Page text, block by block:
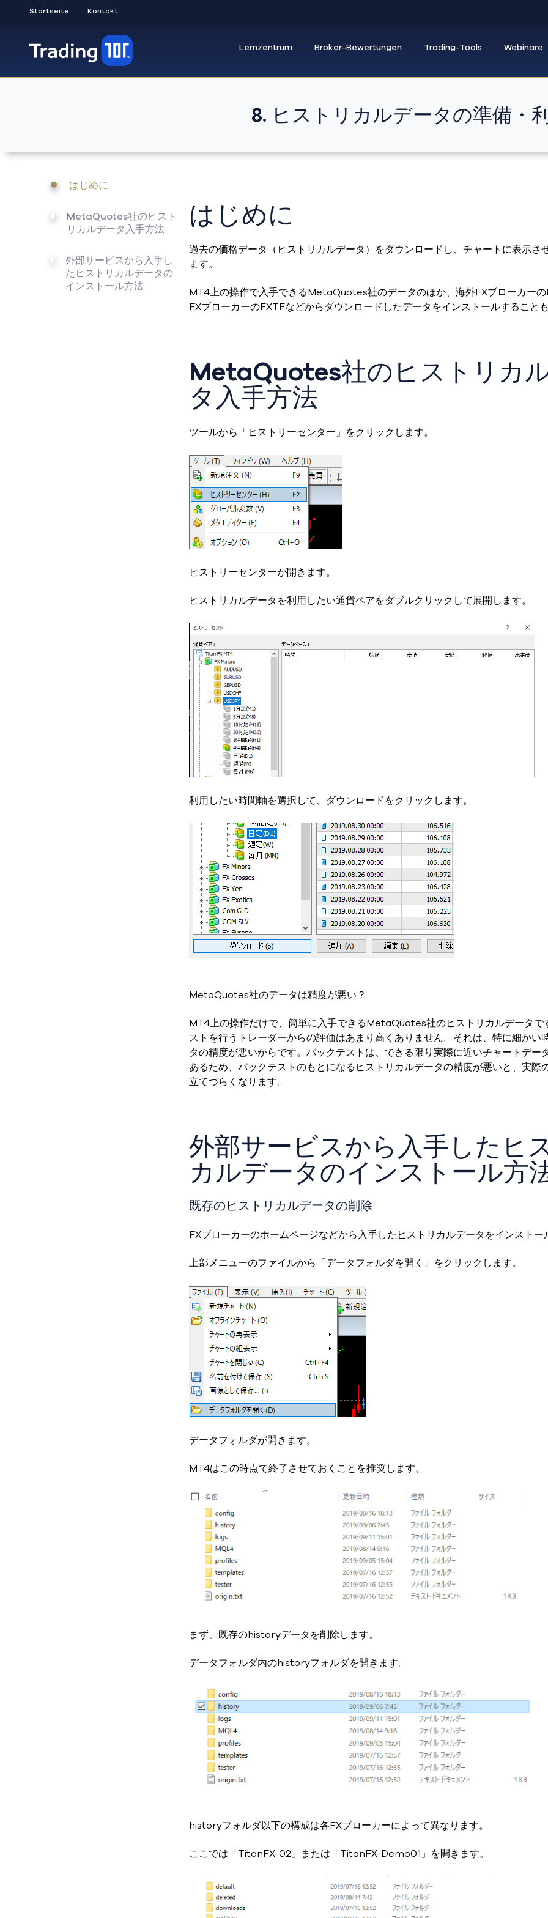
Startseite Kontakt
Lernzentrum Broker-Bewertungen Trading-Tools Webinare
8. ヒストリカルデータの準備・
はじめに
MetaQuotes社のヒスト
リカルデータ入手方法
外部サービスから入手し
たヒストリカルデータの
インストール方法
はじめに
過去の価格データ（ヒストリカルデータ）をダウンロードし、チャートに表示さ
ます。
MT4上の操作で入手できるMetaQuotes社のデータのほか、海外FXブローカー
FXブローカーのFXTFなどからダウンロードしたデータをインストールすること
MetaQuotes社のヒストリカ
タ入手方法
ツールから「ヒストリーセンター」をクリックします。
ヒストリーセンターが開きます。
ヒストリカルデータを利用したい通貨ペアをダブルクリックして展開します。
利用したい時間軸を選択して、ダウンロードをクリックします。
MetaQuotes社のデータは精度が悪い？
MT4上の操作だけで、簡単に入手できるMetaQuotes社のヒストリカルデータで
ストを行うトレーダーからの評価はあまり高くありません。それは、特に細かい
タの精度が悪いからです。バックテストは、できる限り実際に近いチャートデー
あるため、バックテストのもとになるヒストリカルデータの精度が悪いと、実際
立てづらくなります。
外部サービスから入手したヒ
カルデータのインストール方
既存のヒストリカルデータの削除
FXブローカーのホームページなどから入手したヒストリカルデータをインストー
上部メニューのファイルから「データフォルダを開く」をクリックします。
データフォルダが開きます。
MT4はこの時点で終了させておくことを推奨します。
まず、既存のhistoryデータを削除します。
データフォルダ内のhistoryフォルダを開きます。
historyフォルダ以下の構成は各FXブローカーによって異なります。
ここでは「TitanFX-02」または「TitanFX-Demo01」を開きます。